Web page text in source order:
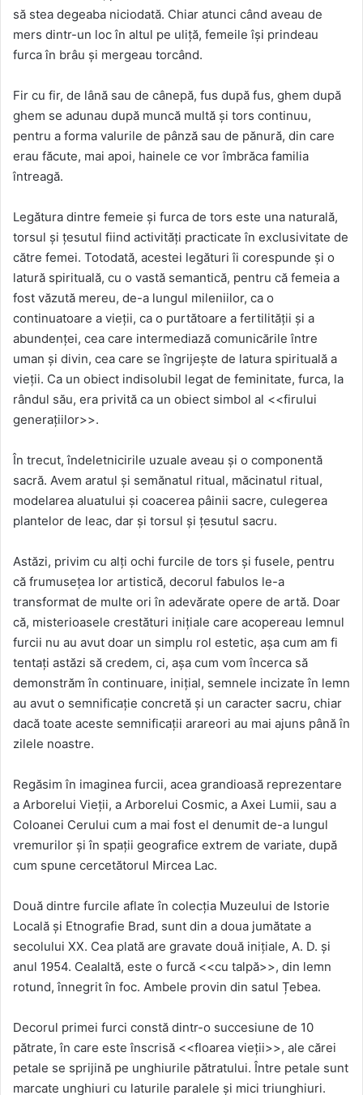
să stea degeaba niciodată. Chiar atunci când aveau de
mers dintr-un loc în altul pe uliță, femeile își prindeau
furca în brâu și mergeau torcând.
Fir cu fir, de lână sau de cânepă, fus după fus, ghem după
ghem se adunau după muncă multă și tors continuu,
pentru a forma valurile de pânză sau de pănură, din care
erau făcute, mai apoi, hainele ce vor îmbrăca familia
întreagă.
Legătura dintre femeie și furca de tors este una naturală,
torsul și țesutul fiind activități practicate în exclusivitate de
către femei. Totodată, acestei legături îi corespunde și o
latură spirituală, cu o vastă semantică, pentru că femeia a
fost văzută mereu, de-a lungul mileniilor, ca o
continuatoare a vieții, ca o purtătoare a fertilității și a
abundenței, cea care intermediază comunicările între
uman și divin, cea care se îngrijește de latura spirituală a
vieții. Ca un obiect indisolubil legat de feminitate, furca, la
rândul său, era privită ca un obiect simbol al <<firului
generațiilor>>.
În trecut, îndeletnicirile uzuale aveau și o componentă
sacră. Avem aratul și semănatul ritual, măcinatul ritual,
modelarea aluatului și coacerea pâinii sacre, culegerea
plantelor de leac, dar și torsul și țesutul sacru.
Astăzi, privim cu alți ochi furcile de tors și fusele, pentru
că frumusețea lor artistică, decorul fabulos le-a
transformat de multe ori în adevărate opere de artă. Doar
că, misterioasele crestături inițiale care acopereau lemnul
furcii nu au avut doar un simplu rol estetic, așa cum am fi
tentați astăzi să credem, ci, așa cum vom încerca să
demonstrăm în continuare, inițial, semnele incizate în lemn
au avut o semnificație concretă și un caracter sacru, chiar
dacă toate aceste semnificații arareori au mai ajuns până în
zilele noastre.
Regăsim în imaginea furcii, acea grandioasă reprezentare
a Arborelui Vieții, a Arborelui Cosmic, a Axei Lumii, sau a
Coloanei Cerului cum a mai fost el denumit de-a lungul
vremurilor și în spații geografice extrem de variate, după
cum spune cercetătorul Mircea Lac.
Două dintre furcile aflate în colecția Muzeului de Istorie
Locală și Etnografie Brad, sunt din a doua jumătate a
secolului XX. Cea plată are gravate două inițiale, A. D. și
anul 1954. Cealaltă, este o furcă <<cu talpă>>, din lemn
rotund, înnegrit în foc. Ambele provin din satul Țebea.
Decorul primei furci constă dintr-o succesiune de 10
pătrate, în care este înscrisă <<floarea vieții>>, ale cărei
petale se sprijină pe unghiurile pătratului. Între petale sunt
marcate unghiuri cu laturile paralele și mici triunghiuri.